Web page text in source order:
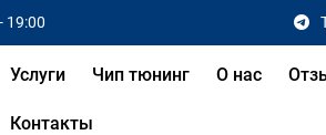
19:00
Услуги Чип тюнинг О нас
Контакты